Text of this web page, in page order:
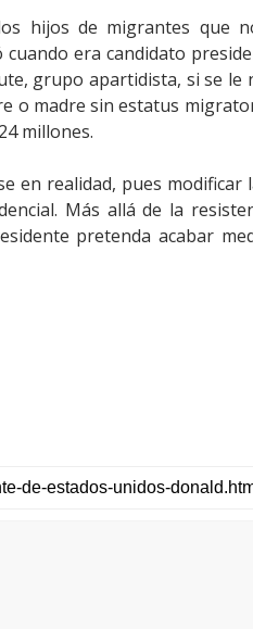
hijos de migrantes que
era candidato
grupo apartidista, si se le
o madre sin estatus
millones.
en realidad, pues modificar
Más allá de la
pretenda acabar